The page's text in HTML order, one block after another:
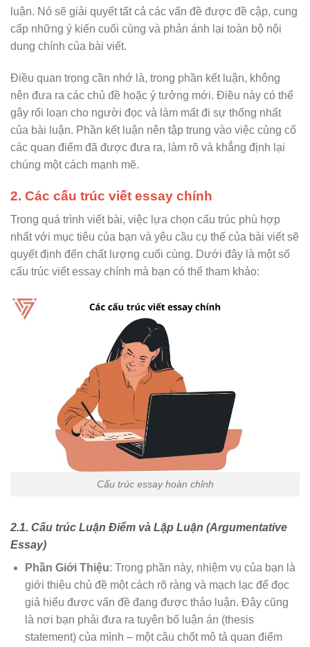
luận. Nó sẽ giải quyết tất cả các vấn đề được đề cập, cung
cấp những ý kiến cuối cùng và phản ánh lại toàn bộ nội
dung chính của bài viết.
Điều quan trọng cần nhớ là, trong phần kết luận, không
nên đưa ra các chủ đề hoặc ý tưởng mới. Điều này có thể
gây rối loạn cho người đọc và làm mất đi sự thống nhất
của bài luận. Phần kết luận nên tập trung vào việc củng cố
các quan điểm đã được đưa ra, làm rõ và khẳng định lại
chúng một cách mạnh mẽ.
2. Các cấu trúc viết essay chính
Trong quá trình viết bài, việc lựa chọn cấu trúc phù hợp
nhất với mục tiêu của bạn và yêu cầu cụ thể của bài viết sẽ
quyết định đến chất lượng cuối cùng. Dưới đây là một số
cấu trúc viết essay chính mà bạn có thể tham khảo:
Cấu trúc essay hoàn chỉnh
2.1. Cấu trúc Luận Điểm và Lập Luận (Argumentative
Essay)
Phần Giới Thiệu: Trong phần này, nhiệm vụ của bạn là
giới thiệu chủ đề một cách rõ ràng và mạch lạc để đọc
giả hiểu được vấn đề đang được thảo luận. Đây cũng
là nơi bạn phải đưa ra tuyên bố luận án (thesis
statement) của mình – một câu chốt mô tả quan điểm